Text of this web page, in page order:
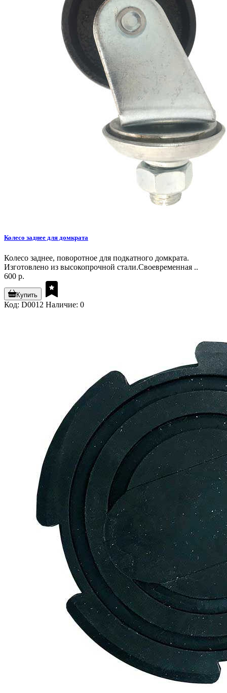
Колесо заднее для домкрата
Колесо заднее, поворотное для подкатного домкрата.
Изготовлено из высокопрочной стали.Своевременная ..
600 р.
Купить
Код: D0012 Наличие: 0